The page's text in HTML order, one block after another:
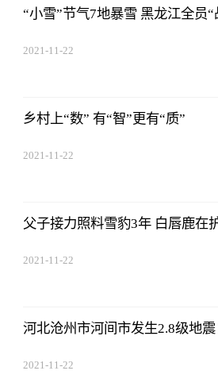
“小雪”节气7地暴雪 黑龙江全员“
2021-11-22
乡村上“数” 有“智”更有“质”
2021-11-22
父子接力照料雪豹3年 白唇鹿在
2021-11-22
河北沧州市河间市发生2.8级地
2021-11-22